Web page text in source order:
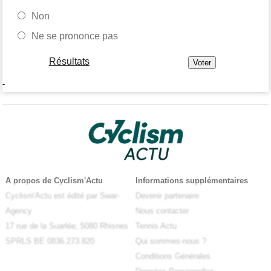
Non
Ne se prononce pas
Résultats
-
A propos de Cyclism'Actu
Cyclism'Actu est édité par Swar-
Agency
17 rue de la Suarlée, 5080 Rhisnes
SPRLS BE 0836.273.820
Informations supplémentaires
Devenir partenaire
Nous contacter
Tennis Actu
Qui sommes-nous ?
Conditions Générales